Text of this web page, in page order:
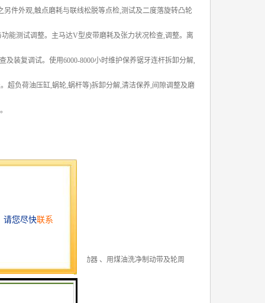
件外观,触点磨耗与联线松脱等点检,测试及二度落旋转凸轮
能测试调整。主马达V型皮带磨耗及张力状况检查,调整。离
装复调试。使用6000-8000小时维护保养锯牙连杆拆卸分解,
超负荷油压缸,蜗轮,蜗杆等)拆卸分解,清洁保养,间隙调整及磨
制动弹簧张力、更换制动器 、用煤油洗净制动带及轮周